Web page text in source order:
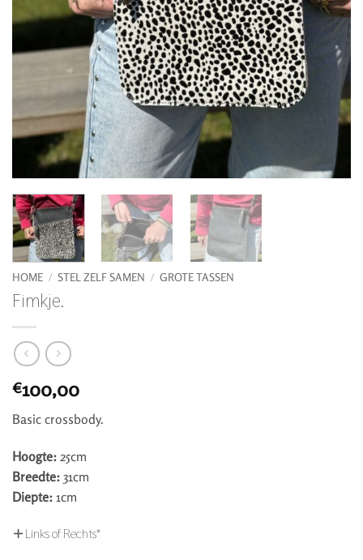
HOME / STEL ZELF SAMEN / GROTE TASSEN
Fimkje.
€100,00
Basic crossbody.
Hoogte: 25cm
Breedte: 31cm
Diepte: 1cm
Links of Rechts*